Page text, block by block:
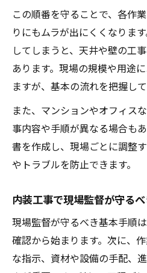
この順番を守ることで、各作
りにもムラが出にくくなりま
してしまうと、天井や壁の工
あります。現場の規模や用途
ますが、基本の流れを把握し
また、マンションやオフィス
事内容や手順が異なる場合も
書を作成し、現場ごとに調整
やトラブルを防止できます。
内装工事で現場監督が守る
現場監督が守るべき基本手順
確認から始まります。次に、
な指示、資材や設備の手配、